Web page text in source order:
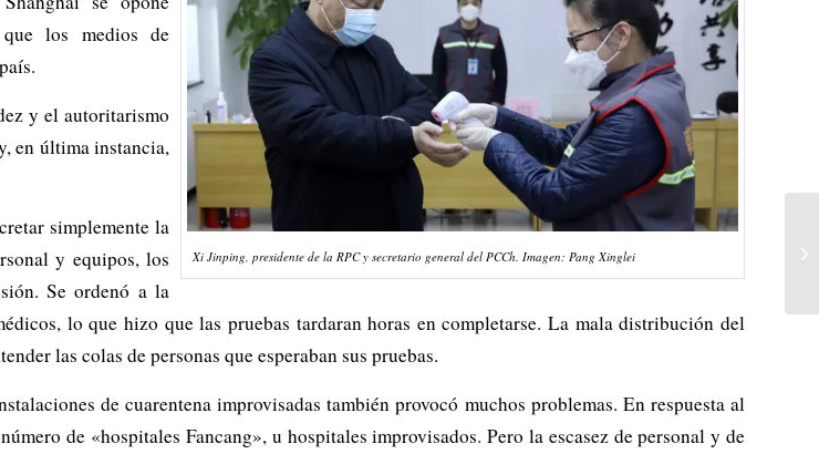
Xi Jinping, presidente de la RPC y secretario general del PCCh. Imagen: Pang Xinglei
los medios de
y el autoritarismo
en última instancia,
simplemente la
y equipos, los
Se ordenó a la
lo que hizo que las pruebas tardaran horas en completarse. La mala distribución del
las colas de personas que esperaban sus pruebas.
de cuarentena improvisadas también provocó muchos problemas. En respuesta al
de «hospitales Fancang», u hospitales improvisados. Pero la escasez de personal y de